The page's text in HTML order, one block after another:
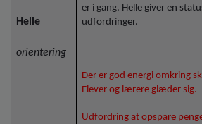
Helle
orientering
er i gang. Helle giver en
udfordringer.
Der er god energi omkring
Elever og lærere glæder sig.
Udfordring at opspare